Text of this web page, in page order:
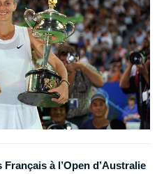
à l’Open d’Australie